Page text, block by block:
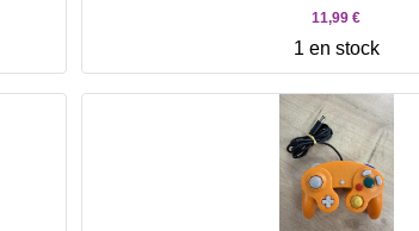
11,99 €
1 en stock